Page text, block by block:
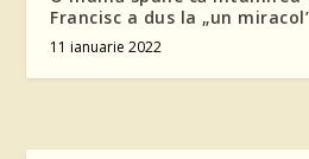
Francisc a dus la „un
11 ianuarie 2022